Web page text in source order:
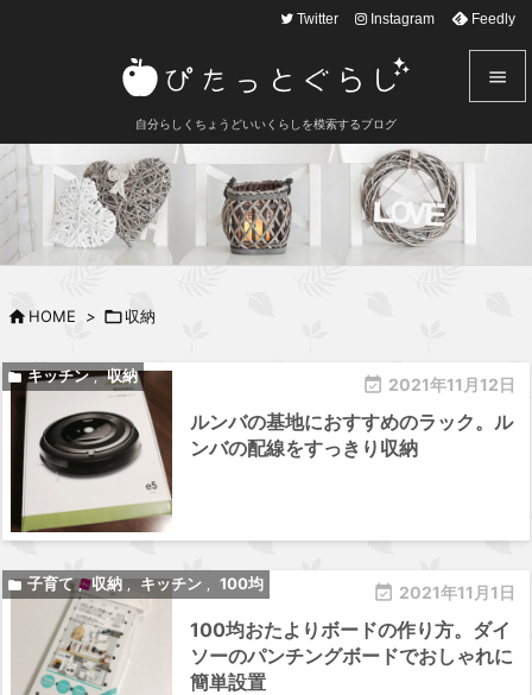
自分らしくちょうどいいくらしを模索するブログ


検索
Twitter Instagram Feedly
 HOME > 収納
 2021年11月12日
 キッチン , 収納
ルンバの基地におすすめのラック。ル
ンバの配線をすっきり収納
 2021年11月1日
 子育て , 収納 キッチン 100均
100均おたよりボードの作り方。ダイ
ソーのパンチングボードでおしゃれに
簡単設置